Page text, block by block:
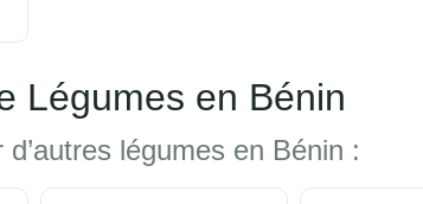
Légumes en Bénin
légumes en Bénin :